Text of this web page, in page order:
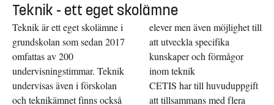
Teknik - ett eget skolämne
Teknik är ett eget skolämne i
grundskolan som sedan 2017
omfattas av 200
undervisningstimmar. Teknik
undervisas även i förskolan
och teknikämnet finns också
elever men även möjlighet till
att utveckla specifika
kunskaper och förmågor
inom teknik
CETIS har till huvuduppgift
att tillsammans med flera